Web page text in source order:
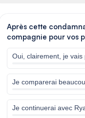
Après cette
compagnie pour vos
Oui, clairement, je
Je comparerai
Je continuerai avec